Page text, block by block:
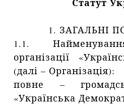
1. ЗАГАЛЬНІ
1.1.
організації
(далі – Організація):
повне –
«Українська